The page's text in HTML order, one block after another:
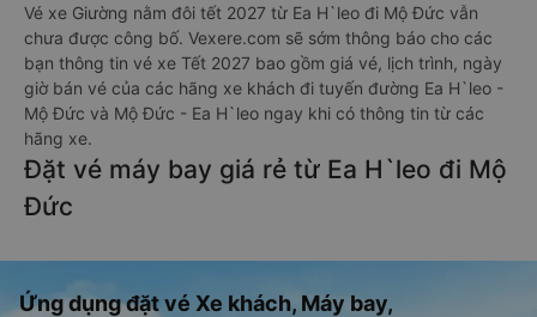
Vé xe Giường nằm đôi tết 2027 từ Ea H`leo đi Mộ Đức vẫn
chưa được công bố. Vexere.com sẽ sớm thông báo cho các
bạn thông tin vé xe Tết 2027 bao gồm giá vé, lịch trình, ngày
giờ bán vé của các hãng xe khách đi tuyến đường Ea H`leo -
Mộ Đức và Mộ Đức - Ea H`leo ngay khi có thông tin từ các
hãng xe.
Đặt vé máy bay giá rẻ từ Ea H`leo đi Mộ
Đức
Ứng dụng đặt vé Xe khách, Máy bay,